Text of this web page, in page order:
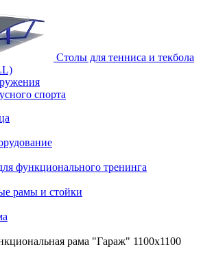
Cтолы для тенниса и текбола
спорта
функционального тренинга
рамы и стойки
рама "Гараж" 1100х1100